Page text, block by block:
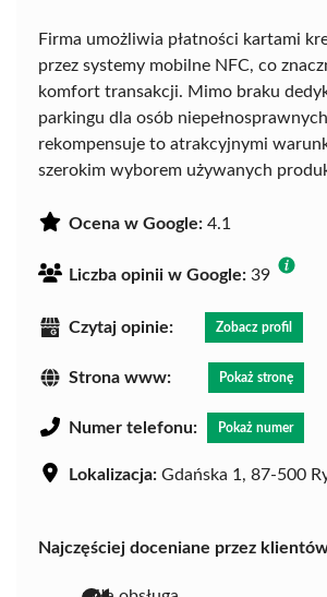
Firma umożliwia płatności kartami
przez systemy mobilne NFC, co
komfort transakcji. Mimo braku
parkingu dla osób
rekompensuje to atrakcyjnymi
szerokim wyborem używanych
Ocena w Google: 4.1
Liczba opinii w Google: 39
Czytaj opinie: Zobacz profil
Strona www: Pokaż stronę
Numer telefonu: Pokaż numer
Lokalizacja: Gdańska 1, 87-500
Najczęściej doceniane przez